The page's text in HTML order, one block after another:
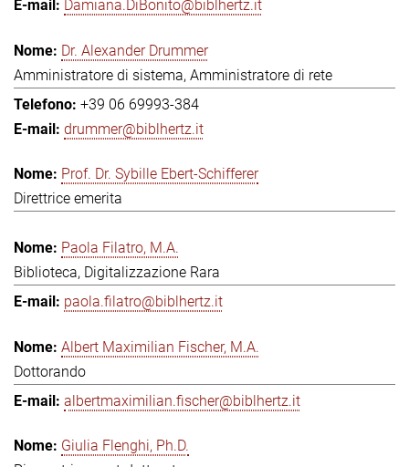
Damiana.DiBonito@biblhertz.it
Dr. Alexander Drummer
Amministratore di sistema, Amministratore di rete
+39 06 69993-384
drummer@biblhertz.it
Prof. Dr. Sybille Ebert-Schifferer
Direttrice emerita
Paola Filatro, M.A.
Biblioteca, Digitalizzazione Rara
paola.filatro@biblhertz.it
Albert Maximilian Fischer, M.A.
Dottorando
albertmaximilian.fischer@biblhertz.it
Giulia Flenghi, Ph.D.